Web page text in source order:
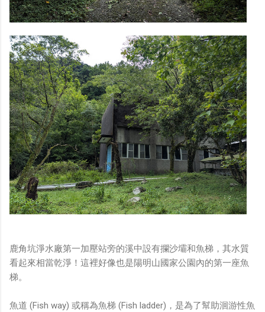
鹿角坑淨水廠第一加壓站旁的溪中設有攔沙壩和魚梯，其水質
看起來相當乾淨！這裡好像也是陽明山國家公園內的第一座魚
梯。
魚道 (Fish way) 或稱為魚梯 (Fish ladder)，是為了幫助洄游性魚